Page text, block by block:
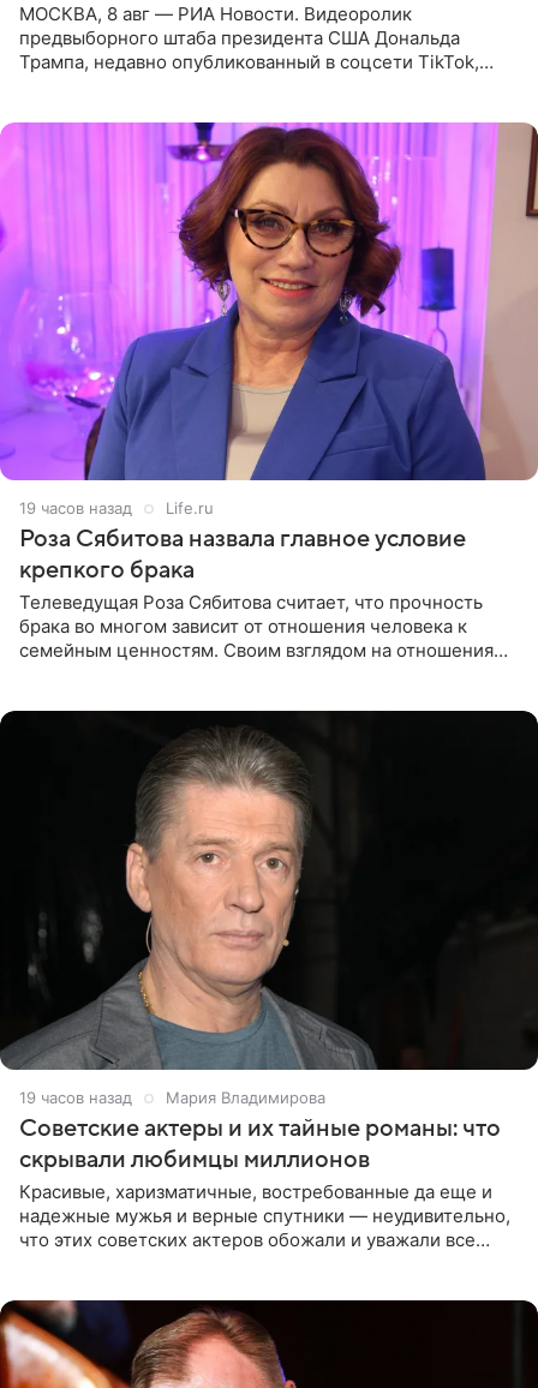
МОСКВА, 8 авг — РИА Новости. Видеоролик
предвыборного штаба президента США Дональда
Трампа, недавно опубликованный в соцсети TikTok,
19 часов назад Life.ru
Роза Сябитова назвала главное условие
крепкого брака
Телеведущая Роза Сябитова считает, что прочность
брака во многом зависит от отношения человека к
семейным ценностям. Своим взглядом на отношения
19 часов назад Мария Владимирова
Советские актеры и их тайные романы: что
скрывали любимцы миллионов
Красивые, харизматичные, востребованные да еще и
надежные мужья и верные спутники — неудивительно,
что этих советских актеров обожали и уважали все